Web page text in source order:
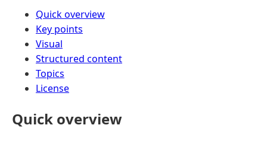
Quick overview
Key points
Visual
Structured content
Topics
License
Quick overview